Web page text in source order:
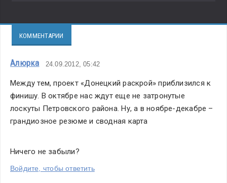
КОММЕНТАРИИ
Алюрка 24.09.2012, 05:42
Между тем, проект «Донецкий раскрой» приблизился к
финишу. В октябре нас ждут еще не затронутые
лоскуты Петровского района. Ну, а в ноябре-декабре –
грандиозное резюме и сводная карта
Ничего не забыли?
Войдите, чтобы ответить